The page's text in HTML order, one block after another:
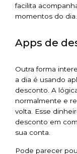
facilita
momentos do dia.
Apps de
Outra forma
a dia é usando
desconto. A
normalmente e
volta. Esse
desconto em
sua conta.
Pode parecer